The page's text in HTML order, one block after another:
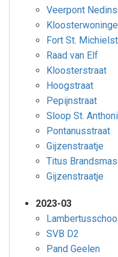
Veerpont
Fort St.
Raad van Elf
Kloosterstraat
Hoogstraat
Pepijnstraat
Sloop St.
Pontanusstraat
Gijzenstraatje
Titus
Gijzenstraatje
2023-03
SVB D2
Pand Geelen